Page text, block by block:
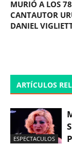
MURIÓ A LOS
CANTAUTOR
DANIEL
ARTÍCULOS
ESPECTACULOS